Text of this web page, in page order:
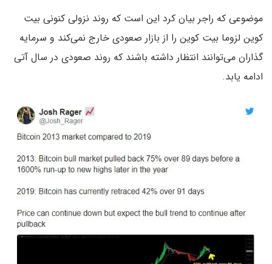
موضوعی که راجر بیان کرد این است که روند نزولی کنونی بیت
کوین لزوما بیت کوین را از بازار صعودی خارج نمی‌کند و سرمایه
گذاران می‌توانند انتظار داشته باشند که روند صعودی در سال آتی
ادامه یابد.